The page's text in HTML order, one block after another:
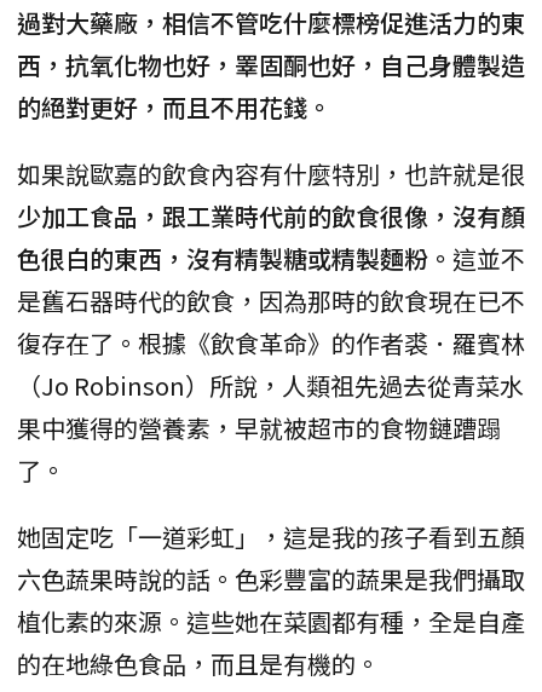
過對大藥廠，相信不管吃什麼標榜促進活力的東
西，抗氧化物也好，睪固酮也好，自己身體製造
的絕對更好，而且不用花錢。
如果說歐嘉的飲食內容有什麼特別，也許就是很
少加工食品，跟工業時代前的飲食很像，沒有顏
色很白的東西，沒有精製糖或精製麵粉。 這並不
是舊石器時代的飲食，因為那時的飲食現在已不
復存在了。根據《飲食革命》的作者裘．羅賓林
（Jo Robinson）所說，人類祖先過去從青菜水
果中獲得的營養素，早就被超市的食物鏈蹧蹋
了。
她固定吃「一道彩虹」，這是我的孩子看到五顏
六色蔬果時說的話。色彩豐富的蔬果是我們攝取
植化素的來源。這些她在菜園都有種，全是自產
的在地綠色食品，而且是有機的。